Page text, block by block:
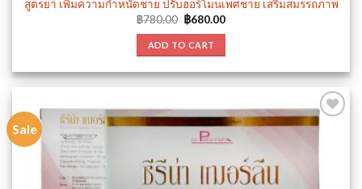
สูตรยา เพิ่มความกำหนัดชาย ปรับฮอร์โมนเพศชาย เสริมสมรรถภาพ
฿780.00 Original
price
was:
฿780.00.
฿680.00Current
ADD TO CART
Sale